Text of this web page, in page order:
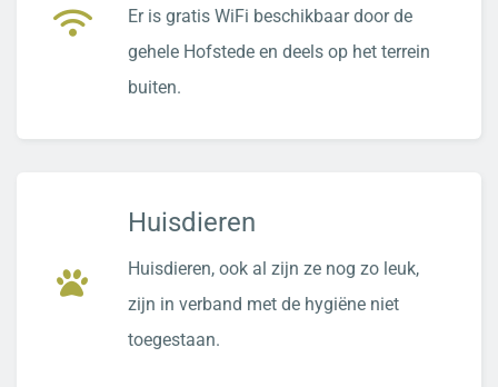
Er is gratis WiFi beschikbaar door de
gehele Hofstede en deels op het terrein
buiten.
Huisdieren
Huisdieren, ook al zijn ze nog zo leuk,
zijn in verband met de hygiëne niet
toegestaan.